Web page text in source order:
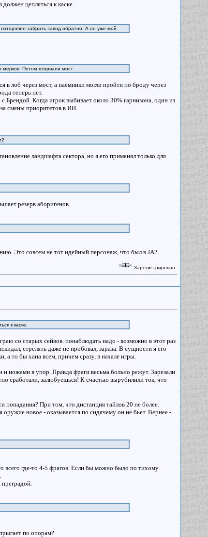
цепляться к каске.
забрать завод обратно. А он уже мой.
мерков. Потом взорвали мост.
в лоб через мост, а наёмники могли пройти по броду через
теперь нет.
Брендой. Когда игрок выбивает около 30% гарнизона, один из
смены приоритетов в ИИ.
ландшафта сектора, но я его применял только для
резерв аборигенов.
Это совсем не тот идейный персонаж, что был в JA2.
Зарегистрирован
к каске.
со старых сейвов. понаблюдать надо - возможно в этот раз
стрелять даже не пробовал, зараза. В сущности я его
то бы хана всем, причем сразу, в начале игры.
ножами в упор. Правда фраги весьма больно режут. Зарезали
сработали, залюбуешься! К счастью вырубилили ток, что
попадания? При том, что дистанция тайлов 20 не более.
новое - оказывается по сидячему он не бьет. Вернее -
всего где-то 4-5 фрагов. Если бы можно было по тихому
преградой.
по опорам?